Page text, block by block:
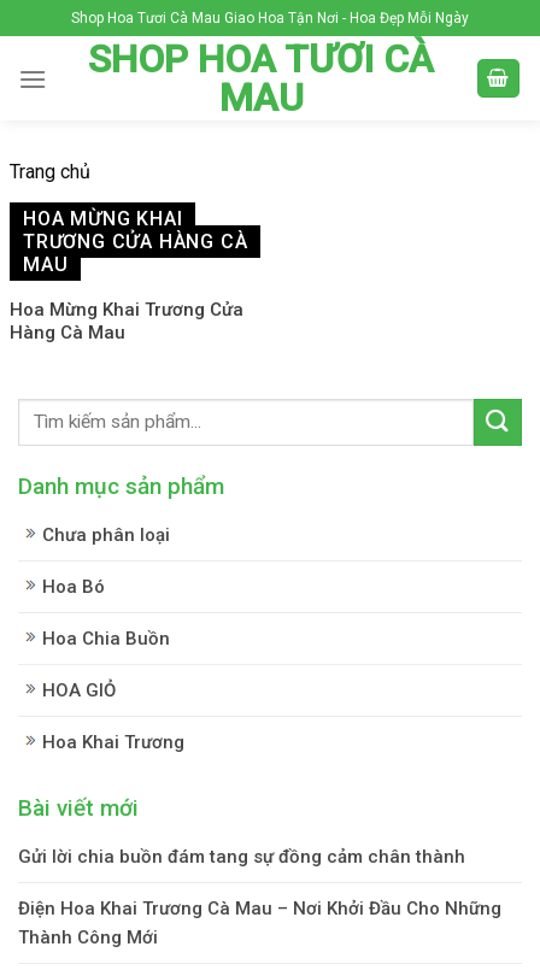
to
content
Shop Hoa Tươi Cà Mau Giao Hoa Tận Nơi - Hoa Đẹp Mỗi Ngày
SHOP HOA TƯƠI CÀ
MAU
Trang chủ
HOA MỪNG KHAI
TRƯƠNG CỬA HÀNG CÀ
MAU
Hoa Mừng Khai Trương Cửa
Hàng Cà Mau
Danh mục sản phẩm
Chưa phân loại
Hoa Bó
Hoa Chia Buồn
HOA GIỎ
Hoa Khai Trương
Bài viết mới
Gửi lời chia buồn đám tang sự đồng cảm chân thành
Điện Hoa Khai Trương Cà Mau – Nơi Khởi Đầu Cho Những
Thành Công Mới